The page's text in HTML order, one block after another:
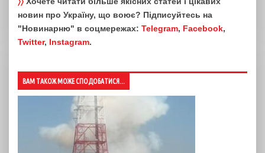
новин про Україну, що воює? Підписуйтесь на
"Новинарню" в соцмережах: Telegram, Facebook,
Twitter, Instagram.
ВАМ ТАКОЖ МОЖЕ СПОДОБАТИСЯ...